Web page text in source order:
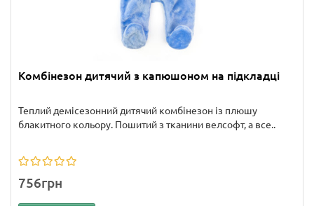
Комбінезон дитячий з капюшоном на підкладці
Теплий демісезонний дитячий комбінезон із плюшу
блакитного кольору. Пошитий з тканини велсофт, а все..
756грн